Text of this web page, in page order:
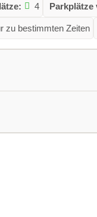
4 Parkplätze
zu bestimmten Zeiten